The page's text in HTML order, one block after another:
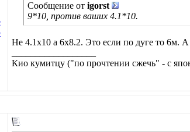
Сообщение от igorst
9*10, против ваших 4.1*10.
Не 4.1х10 а 6х8.2. Это если по дуге то 6м.
Кио кумитцу ("по прочтении сжечь" - с